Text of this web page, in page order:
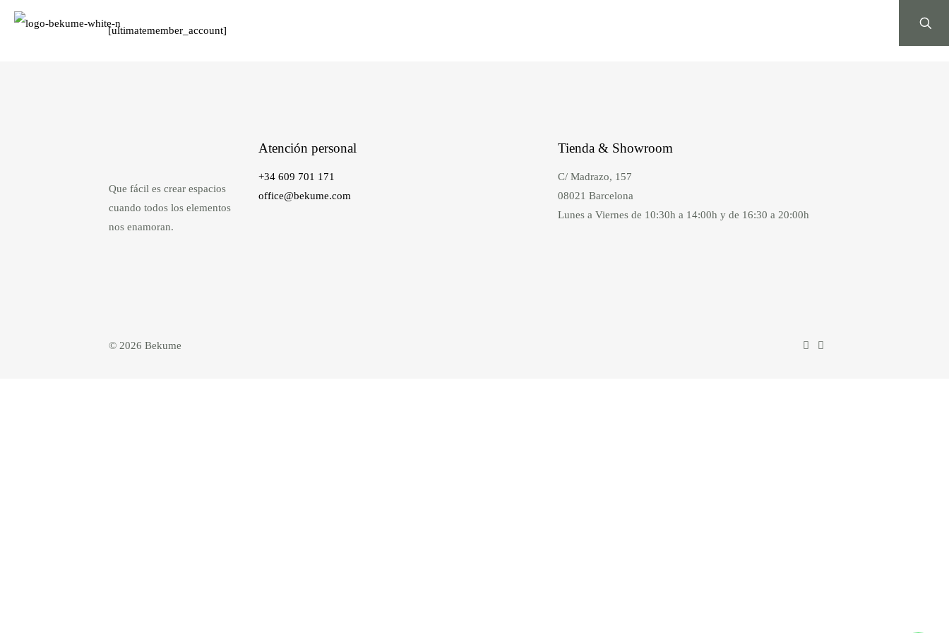
[ultimatemember_account]
Que fácil es crear espacios
cuando todos los elementos
nos enamoran.
Atención personal
+34 609 701 171
office@bekume.com
Tienda & Showroom
C/ Madrazo, 157
08021 Barcelona
Lunes a Viernes de 10:30h a 14:00h y de 16:30 a 20:00h
© 2026 Bekume